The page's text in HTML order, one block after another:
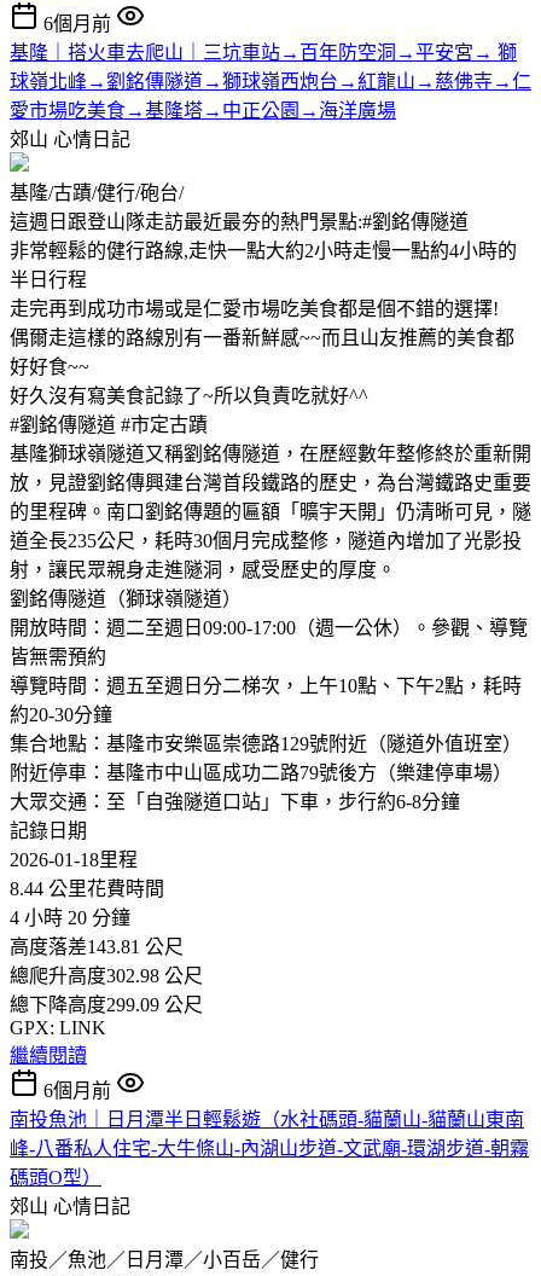
6個月前
基隆｜搭火車去爬山｜三坑車站→百年防空洞→平安宮→ 獅
球嶺北峰→劉銘傳隧道→獅球嶺西炮台→紅龍山→慈佛寺→仁
愛市場吃美食→基隆塔→中正公園→海洋廣場
郊山 心情日記
基隆/古蹟/健行/砲台/
這週日跟登山隊走訪最近最夯的熱門景點:#劉銘傳隧道
非常輕鬆的健行路線,走快一點大約2小時走慢一點約4小時的
半日行程
走完再到成功市場或是仁愛市場吃美食都是個不錯的選擇!
偶爾走這樣的路線別有一番新鮮感~~而且山友推薦的美食都
好好食~~
好久沒有寫美食記錄了~所以負責吃就好^^
#劉銘傳隧道 #市定古蹟
基隆獅球嶺隧道又稱劉銘傳隧道，在歷經數年整修終於重新開
放，見證劉銘傳興建台灣首段鐵路的歷史，為台灣鐵路史重要
的里程碑。南口劉銘傳題的匾額「曠宇天開」仍清晰可見，隧
道全長235公尺，耗時30個月完成整修，隧道內增加了光影投
射，讓民眾親身走進隧洞，感受歷史的厚度。
劉銘傳隧道（獅球嶺隧道）
開放時間：週二至週日09:00-17:00（週一公休）。參觀、導覽
皆無需預約
導覽時間：週五至週日分二梯次，上午10點、下午2點，耗時
約20-30分鐘
集合地點：基隆市安樂區崇德路129號附近（隧道外值班室）
附近停車：基隆市中山區成功二路79號後方（樂建停車場）
大眾交通：至「自強隧道口站」下車，步行約6-8分鐘
記錄日期
2026-01-18里程
8.44 公里花費時間
4 小時 20 分鐘
高度落差143.81 公尺
總爬升高度302.98 公尺
總下降高度299.09 公尺
GPX: LINK
繼續閱讀
6個月前
南投魚池｜日月潭半日輕鬆遊（水社碼頭-貓蘭山-貓蘭山東南
峰-八番私人住宅-大牛條山-內湖山步道-文武廟-環湖步道-朝霧
碼頭O型）
郊山 心情日記
南投／魚池／日月潭／小百岳／健行